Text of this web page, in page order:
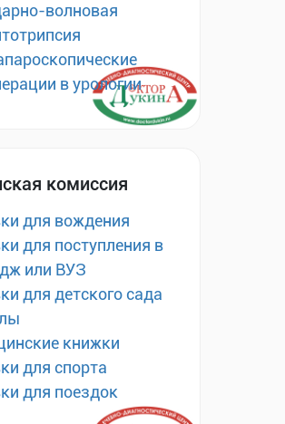
волновая
в урологии
комиссия
для вождения
для поступления в
или ВУЗ
для детского сада
книжки
для спорта
для поездок